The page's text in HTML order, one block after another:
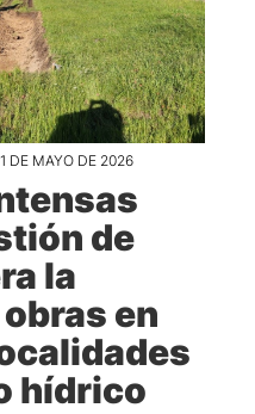
DE MAYO DE 2026
de
la
en
hídrico